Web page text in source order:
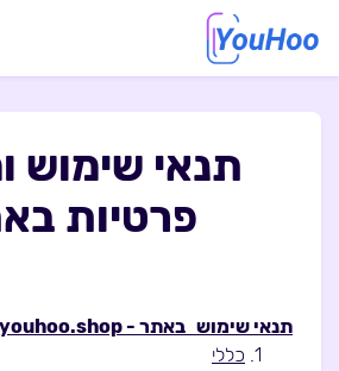
תנאי שימוש
פרטיות
תנאי שימוש באתר - www.youhoo.shop
כללי